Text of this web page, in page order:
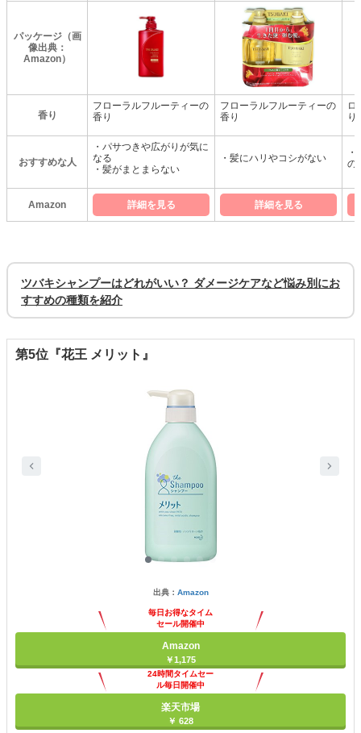
パッケージ（画
像出典：
Amazon）
香り
フローラルフルーティーの
香り
フローラルフルーティーの
香り
ロ
り
おすすめな人
・パサつきや広がりが気に
なる
・髪がまとまらない
・髪にハリやコシがない
の
Amazon 詳細を見る 詳細を見る
ツバキシャンプーはどれがいい？ ダメージケアなど悩み別にお
すすめの種類を紹介
第5位『花王 メリット』
出典： Amazon
毎日お得なタイム
セール開催中
Amazon
￥1,175
24時間タイムセー
ル毎日開催中
楽天市場
￥ 628